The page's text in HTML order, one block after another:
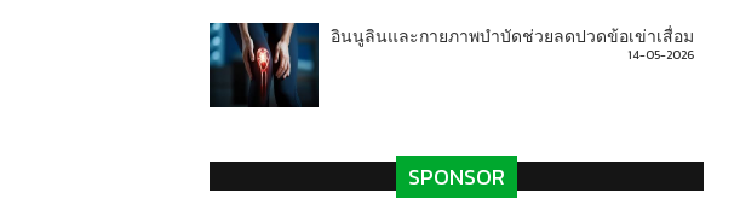
อินนูลินและกายภาพบำบัดช่วยลดปวดข้อเข่าเสื่อม
14-05-2026
SPONSOR